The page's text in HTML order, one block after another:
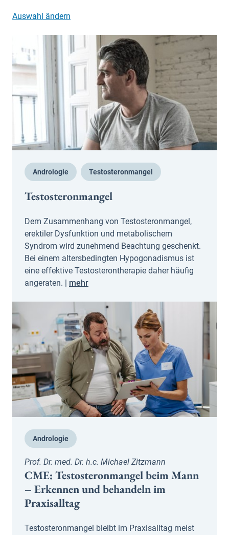
Auswahl ändern
Andrologie Testosteronmangel
Testosteronmangel
Dem Zusammenhang von Testosteronmangel,
erektiler Dysfunktion und metabolischem
Syndrom wird zunehmend Beachtung geschenkt.
Bei einem altersbedingten Hypogonadismus ist
eine effektive Testosterontherapie daher häufig
angeraten. | mehr
Andrologie
Prof. Dr. med. Dr. h.c. Michael Zitzmann
CME: Testosteronmangel beim Mann
– Erkennen und behandeln im
Praxisalltag
Testosteronmangel bleibt im Praxisalltag meist